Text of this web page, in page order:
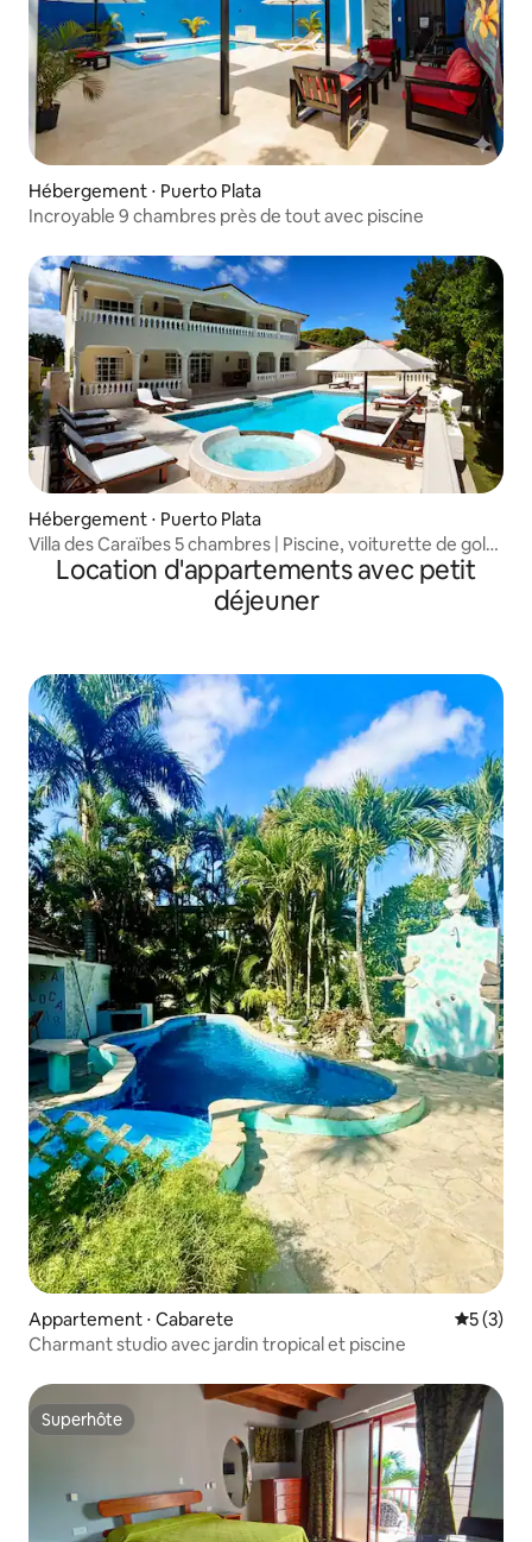
Hébergement ⋅ Puerto Plata
Incroyable 9 chambres près de tout avec piscine
Hébergement ⋅ Puerto Plata
Villa des Caraïbes 5 chambres | Piscine, voiturette de golf,
avantages VIP
Location d'appartements avec petit
déjeuner
Appartement ⋅ Cabarete
5 (3)
Charmant studio avec jardin tropical et piscine
Superhôte
Superhôte